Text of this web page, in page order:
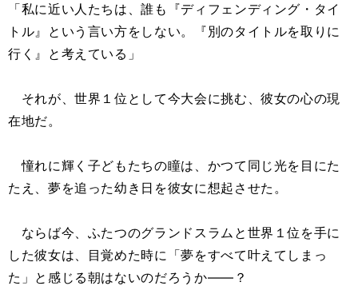
「私に近い人たちは、誰も『ディフェンディング・タイ
トル』という言い方をしない。『別のタイトルを取りに
行く』と考えている」
それが、世界１位として今大会に挑む、彼女の心の現
在地だ。
憧れに輝く子どもたちの瞳は、かつて同じ光を目にた
たえ、夢を追った幼き日を彼女に想起させた。
ならば今、ふたつのグランドスラムと世界１位を手に
した彼女は、目覚めた時に「夢をすべて叶えてしまっ
た」と感じる朝はないのだろうか――？